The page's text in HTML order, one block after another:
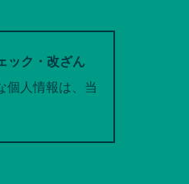
ック・改ざん
個人情報は、当